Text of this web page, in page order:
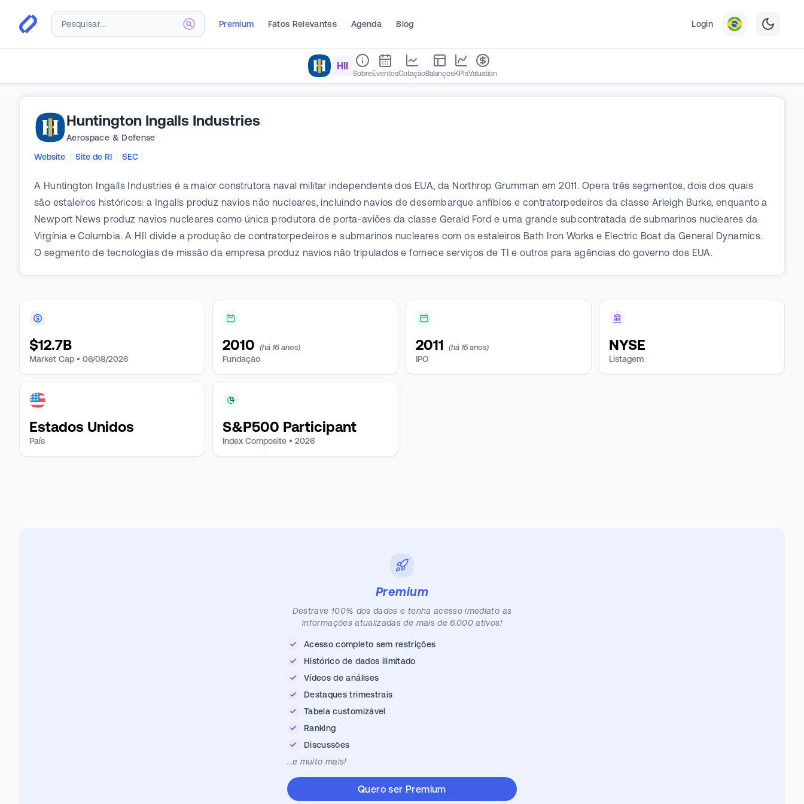
Premium Fatos Relevantes Agenda Blog Login
HII
SobreEventosCotaçãoBalançosKPIsValuation
Huntington Ingalls Industries
Aerospace & Defense
Website
Site de RI SEC
A Huntington Ingalls Industries é a maior construtora naval militar independente dos EUA, da Northrop Grumman em 2011. Opera três segmentos, dois dos quais
são estaleiros históricos: a Ingalls produz navios não nucleares, incluindo navios de desembarque anfíbios e contratorpedeiros da classe Arleigh Burke, enquanto a
Newport News produz navios nucleares como única produtora de porta-aviões da classe Gerald Ford e uma grande subcontratada de submarinos nucleares da
Virgínia e Columbia. A HII divide a produção de contratorpedeiros e submarinos nucleares com os estaleiros Bath Iron Works e Electric Boat da General Dynamics.
O segmento de tecnologias de missão da empresa produz navios não tripulados e fornece serviços de TI e outros para agências do governo dos EUA.
$12.7B
Market Cap • 06/08/2026
2010 (há 16 anos)
Fundação
2011 (há 15 anos)
IPO
NYSE
Listagem
Estados Unidos
País
S&P500 Participant
Index Composite • 2026
Premium
Destrave 100% dos dados e tenha acesso imediato as
informações atualizadas de mais de 6.000 ativos!
Acesso completo sem restrições
Histórico de dados ilimitado
Vídeos de análises
Destaques trimestrais
Tabela customizável
Ranking
Discussões
...e muito mais!
Quero ser Premium